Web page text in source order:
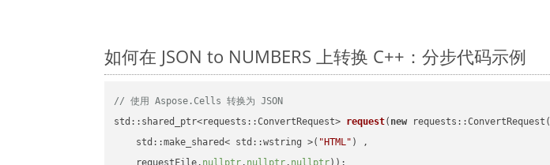
如何在 JSON to NUMBERS 上转换 C++：分步代码示例
// 使用 Aspose.Cells 转换为 JSON
std::shared_ptr<requests::ConvertRequest> request( new requests::ConvertRequest(
    std::make_shared< std::wstring >(
"HTML" ) ,